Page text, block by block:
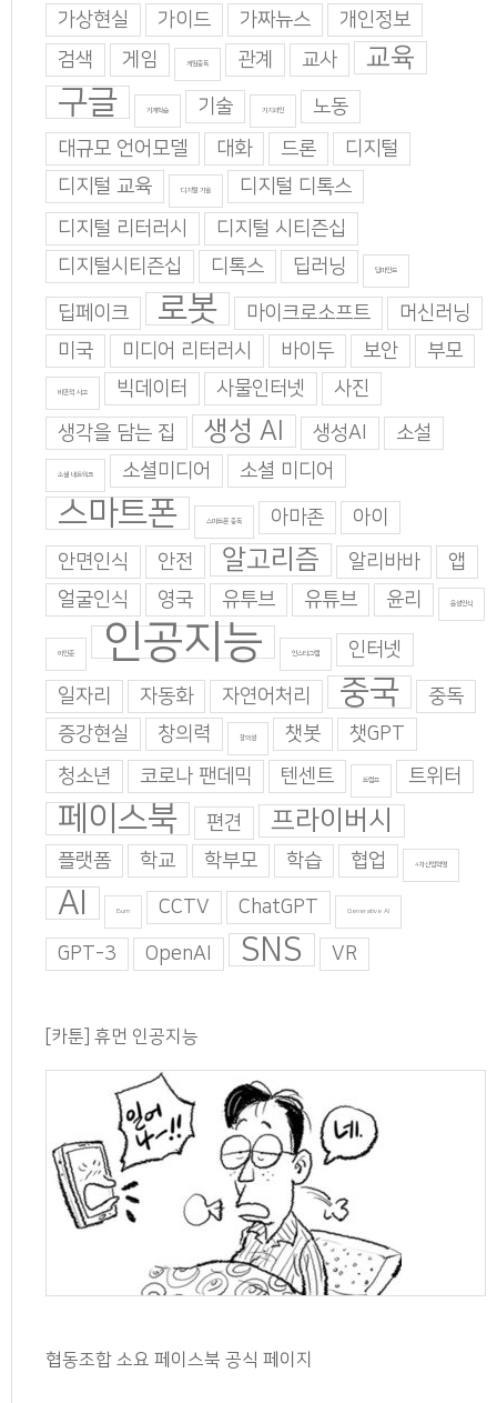
가상현실 가이드 가짜뉴스
개인정보
검색
게임 게임중독 관계 교사 교육
구글 기계학습 기술 기지과인
노동
대규모 언어모델
대화 드론
디지털
디지털 교육
디지털 기술
디지털 디톡스
디지털 리터러시
디지털 시티즌십
디지털시티즌십
디톡스 딥러닝 딥마인드
딥페이크 로봇 마이크로소프트
머신러닝
미국
미디어 리터러시 바이두 보안 부모
비판적 사고 빅데이터 사물인터넷
사진
생각을 담는 집
생성 AI 생성AI 소설
소셜 네트워크 소셜미디어 소셜 미디어
스마트폰 스마트폰 중독 아마존
아이
안면인식
안전 알고리즘 알리바바
앱
얼굴인식
영국 유투브 유튜브 윤리 음성인식
이인준 인공지능 인스타그램 인터넷
일자리 자동화 자연어처리 중국
중독
증강현실
창의력 창의성 챗봇
챗GPT
청소년
코로나 팬데믹 텐센트 트럼프 트위터
페이스북 편견 프라이버시
플랫폼 학교 학부모 학습 협업 4차산업혁명
AI Burn CCTV ChatGPT Generative AI
GPT-3 OpenAI SNS VR
[카툰] 휴먼 인공지능
협동조합 소요 페이스북 공식 페이지